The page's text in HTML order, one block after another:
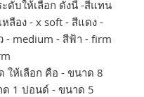
ดับให้เลือก ดังนี้ -สีแทน
หลือง - x soft - สีแดง -
- medium - สีฟ้า - firm
ให้เลือก คือ - ขนาด 8
1 ปอนด์ - ขนาด 5